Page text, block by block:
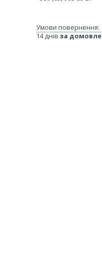
14 днів за